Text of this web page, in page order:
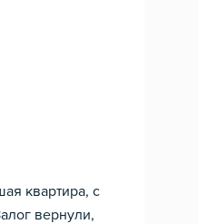
квартира, с
вернули,